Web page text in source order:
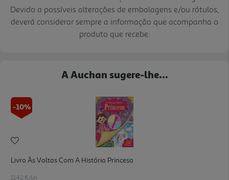
Devido a possíveis alterações de embalagens e/ou rótulos,
deverá considerar sempre a informação que acompanha o
produto que recebe.
A Auchan sugere-lhe...
-10%
Livro Às Voltas Com A História Princesa
11.42 €/un